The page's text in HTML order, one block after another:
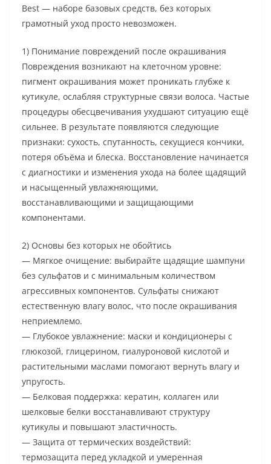
Best — наборе базовых средств, без которых
грамотный уход просто невозможен.
1) Понимание повреждений после окрашивания
Повреждения возникают на клеточном уровне:
пигмент окрашивания может проникать глубже к
кутикуле, ослабляя структурные связи волоса. Частые
процедуры обесцвечивания ухудшают ситуацию ещё
сильнее. В результате появляются следующие
признаки: сухость, спутанность, секущиеся кончики,
потеря объёма и блеска. Восстановление начинается
с диагностики и изменения ухода на более щадящий
и насыщенный увлажняющими,
восстанавливающими и защищающими
компонентами.
2) Основы без которых не обойтись
— Мягкое очищение: выбирайте щадящие шампуни
без сульфатов и с минимальным количеством
агрессивных компонентов. Сульфаты снижают
естественную влагу волос, что после окрашивания
неприемлемо.
— Глубокое увлажнение: маски и кондиционеры с
глюкозой, глицерином, гиалуроновой кислотой и
растительными маслами помогают вернуть влагу и
упругость.
— Белковая поддержка: кератин, коллаген или
шелковые белки восстанавливают структуру
кутикулы и повышают эластичность.
— Защита от термических воздействий:
термозащита перед укладкой и умеренная